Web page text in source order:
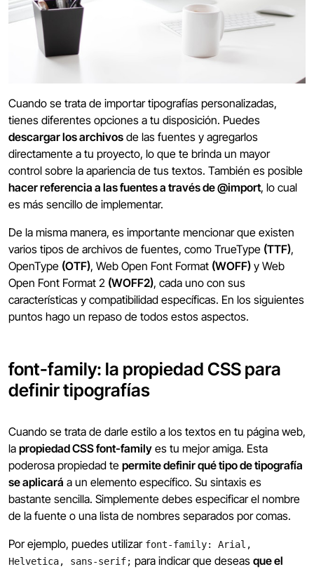
Cuando se trata de importar tipografías personalizadas,
tienes diferentes opciones a tu disposición. Puedes
descargar los archivos de las fuentes y agregarlos
directamente a tu proyecto, lo que te brinda un mayor
control sobre la apariencia de tus textos. También es posible
hacer referencia a las fuentes a través de @import, lo cual
es más sencillo de implementar.
De la misma manera, es importante mencionar que existen
varios tipos de archivos de fuentes, como TrueType (TTF),
OpenType (OTF), Web Open Font Format (WOFF) y Web
Open Font Format 2 (WOFF2), cada uno con sus
características y compatibilidad específicas. En los siguientes
puntos hago un repaso de todos estos aspectos.
font-family: la propiedad CSS para
definir tipografías
Cuando se trata de darle estilo a los textos en tu página web,
la propiedad CSS font-family es tu mejor amiga. Esta
poderosa propiedad te permite definir qué tipo de tipografía
se aplicará a un elemento específico. Su sintaxis es
bastante sencilla. Simplemente debes especificar el nombre
de la fuente o una lista de nombres separados por comas.
Por ejemplo, puedes utilizar font-family: Arial,
Helvetica, sans-serif; para indicar que deseas que el